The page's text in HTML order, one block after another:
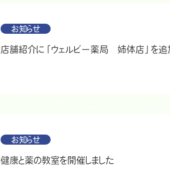
お知らせ
店舗紹介に「ウェルビー薬局 姉体店」を追
お知らせ
健康と薬の教室を開催しました